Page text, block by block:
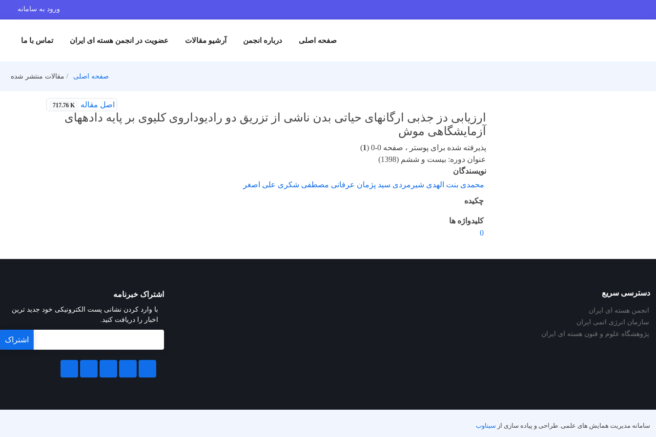
ورود به سامانه
صفحه اصلی درباره انجمن آرشیو مقالات عضویت در انجمن هسته ای ایران تماس با ما
صفحه اصلی مقالات منتشر شده
اصل مقاله 717.76 K
ارزیابی دز جذبی ارگانهای حیاتی بدن ناشی از تزریق دو رادیوداروی کلیوی بر پایه دادههای
آزمایشگاهی موش
پذیرفته شده برای پوستر ، صفحه 0-0 ( 1
)
عنوان دوره: بیست و ششم (1398)
نویسندگان
محمدی بنت الهدی شیرمردی سید پژمان عرفانی مصطفی شکری علی اصغر
چکیده
کلیدواژه ها
0
دسترسی سریع
انجمن هسته ای ایران
سازمان انرژی اتمی ایران
پژوهشگاه علوم و فنون هسته ای ایران
اشتراک خبرنامه
با وارد کردن نشانی پست الکترونیکی خود جدید ترین
اخبار را دریافت کنید.
سامانه مدیریت همایش های علمی. طراحی و پیاده سازی از سیناوب